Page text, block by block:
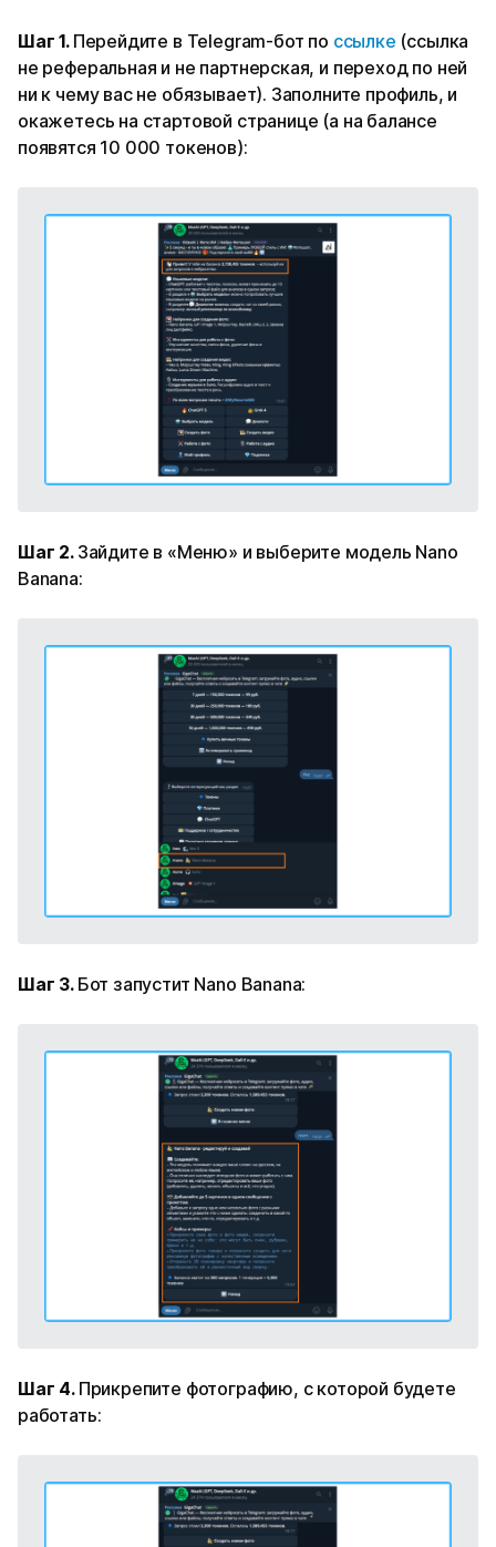
Шаг 1. Перейдите в Telegram-бот по ссылке (ссылка
не реферальная и не партнерская, и переход по ней
ни к чему вас не обязывает). Заполните профиль, и
окажетесь на стартовой странице (а на балансе
появятся 10 000 токенов):
Шаг 2. Зайдите в «Меню» и выберите модель Nano
Banana:
Шаг 3. Бот запустит Nano Banana:
Шаг 4. Прикрепите фотографию, с которой будете
работать: